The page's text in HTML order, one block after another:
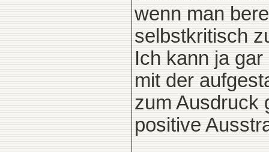
wenn man
selbstkritisch
Ich kann ja
mit der
zum Ausdruck
positive